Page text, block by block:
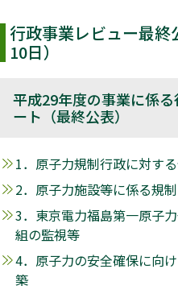
行政事業レビュー最終
10日）
平成29年度の事業に係
ート（最終公表）
1．原子力規制行政に対す
2．原子力施設等に係る規
3．東京電力福島第一原子
組の監視等
4．原子力の安全確保に向
築